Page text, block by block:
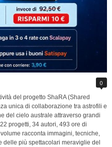
0
del progetto ShaRA (Shared
unica di collaborazione tra astrofili e
del cielo australe attraverso grandi
progetti, 34 autori, 493 ore di
racconta immagini, tecniche,
più spettacolari meraviglie del